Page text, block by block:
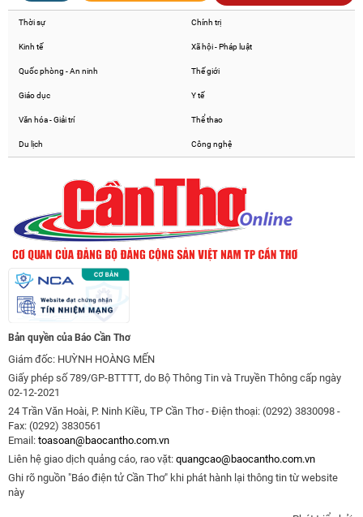
Thời sự Chính trị
Kinh tế Xã hội - Pháp luật
Quốc phòng - An ninh Thế giới
Giáo dục Y tế
Văn hóa - Giải trí Thể thao
Du lịch Công nghệ
Bản quyền của Báo Cần Thơ
Giám đốc: HUỲNH HOÀNG MẾN
Giấy phép số 789/GP-BTTTT, do Bộ Thông Tin và Truyền Thông cấp ngày
02-12-2021
24 Trần Văn Hoài, P. Ninh Kiều, TP Cần Thơ - Điện thoại: (0292) 3830098 -
Fax: (0292) 3830561
Email: toasoan@baocantho.com.vn
Liên hệ giao dịch quảng cáo, rao vặt: quangcao@baocantho.com.vn
Ghi rõ nguồn "Báo điện tử Cần Thơ" khi phát hành lại thông tin từ website
này